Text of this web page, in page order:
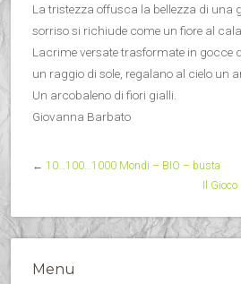
La tristezza offusca la bellezza di una
sorriso si richiude come un fiore al
Lacrime versate trasformate in gocce
un raggio di sole, regalano al cielo un
Un arcobaleno di fiori gialli.
Giovanna Barbato
← 10…100…1000 Mondi – BIO – busta
Il
Menu